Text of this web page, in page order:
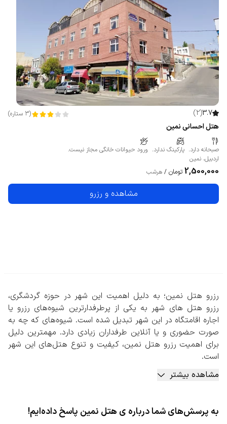
3.7
(
2
)
(
3 ستاره)
هتل احسانی نمین
صبحانه دارد. پارکینگ ندارد. ورود حیوانات خانگی مجاز نیست.
اردبیل، نمین
2,500,000 تومان / هرشب
مشاهده و رزرو
رزرو هتل نمین؛ به دلیل اهمیت این شهر در حوزه گردشگری،
رزرو هتل های شهر به یکی از پرطرفدارترین شیوه‌های رزرو یا
اجاره اقامتگاه در این شهر تبدیل شده است. شیوه‌های که چه به
صورت حضوری و یا آنلاین طرفداران زیادی دارد. مهمترین دلیل
برای اهمیت رزرو هتل نمین، کیفیت و تنوع هتل‌های این شهر
است.
هتل‌های این منطقه علاوه بر اینکه طبق قوانین معتبر صنعت
هتلداری تنوع زیادی دارند، در خصوص تعداد ستاره‌ها و امکانات
برای انتخاب بهترین اقامتگاه باز می‌گذارد.
تنوع هتل‌های این شهر به اینجا ختم نمی‌شود. در موارد متعدد
مشاهده بیشتر
به پرسش‌های شما درباره ی هتل نمین پاسخ داده‌ایم!